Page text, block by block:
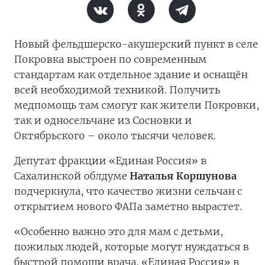
Новый фельдшерско-акушерский пункт в селе
Покровка выстроен по современным
стандартам как отдельное здание и оснащён
всей необходимой техникой. Получить
медпомощь там смогут как жители Покровки,
так и односельчане из Сосновки и
Октябрьского – около тысячи человек.
Депутат фракции «Единая Россия» в
Сахалинской облдуме Наталья Коршунова
подчеркнула, что качество жизни сельчан с
открытием нового ФАПа заметно вырастет.
«Особенно важно это для мам с детьми,
пожилых людей, которые могут нуждаться в
быстрой помощи врача. «Единая Россия» в